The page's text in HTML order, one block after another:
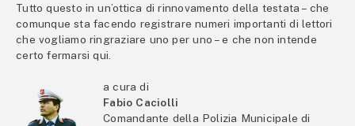
Tutto questo in un’ottica di rinnovamento della testata – che
comunque sta facendo registrare numeri importanti di lettori
che vogliamo ringraziare uno per uno – e che non intende
certo fermarsi qui.
a cura di
Fabio Caciolli
Comandante della Polizia Municipale di